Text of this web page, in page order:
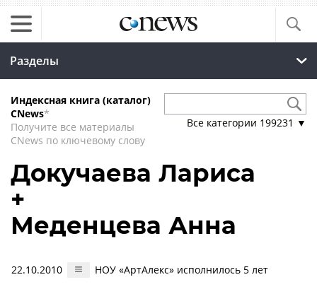
Разделы
Индексная книга (каталог)
CNews*
Получите все материалы
CNews по ключевому слову
Все категории 199231 ▼
Докучаева Лариса
+
Меденцева Анна
22.10.2010 НОУ «АртАлекс» исполнилось 5 лет